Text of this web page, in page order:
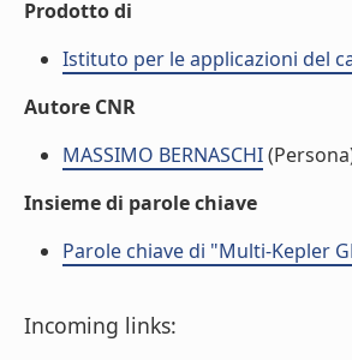
Prodotto di
Istituto per le applicazioni del
Autore CNR
MASSIMO BERNASCHI
Insieme di parole chiave
Parole chiave di "Multi-Kepler
Incoming links: